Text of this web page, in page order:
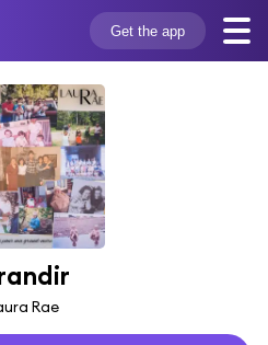
Get the app
Rae